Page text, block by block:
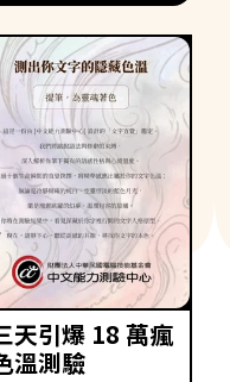
天引爆 18 萬瘋
溫測驗